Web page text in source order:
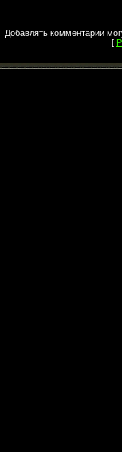
Добавлять комментарии
[